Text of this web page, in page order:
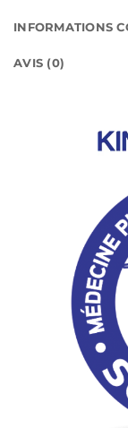
INFORMATIONS
AVIS (0)